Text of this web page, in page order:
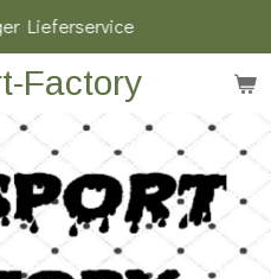
Factory
Lieferservice